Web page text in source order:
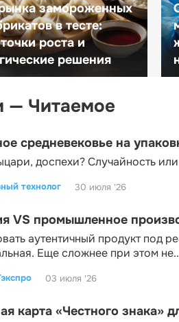
замороженных
в тесте:
роста и
решения
— Читаемое
средневековье на
доспехи? Случайность
технолог 30 июля '26
VS промышленное
аутентичный продукт под
Еще сложнее при этом
03 июля '26
карта «Честного знака»